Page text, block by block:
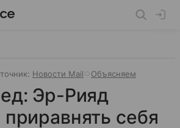
Новости Mail Объясняем
Эр-Рияд
приравнять себя